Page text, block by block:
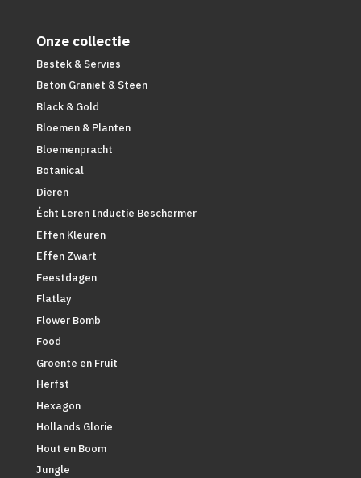
Onze collectie
Bestek & Servies
Beton Graniet & Steen
Black & Gold
Bloemen & Planten
Bloemenpracht
Botanical
Dieren
Écht Leren Inductie Beschermer
Effen Kleuren
Effen Zwart
Feestdagen
Flatlay
Flower Bomb
Food
Groente en Fruit
Herfst
Hexagon
Hollands Glorie
Hout en Boom
Jungle